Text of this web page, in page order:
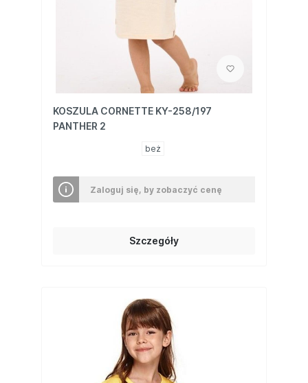
KOSZULA CORNETTE KY-258/197
PANTHER 2
beż
Zaloguj się, by zobaczyć cenę
Szczegóły